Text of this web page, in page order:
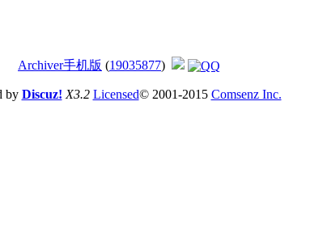
Archiver手机版 (19035877)
by Discuz! X3.2 Licensed© 2001-2015 Comsenz Inc.